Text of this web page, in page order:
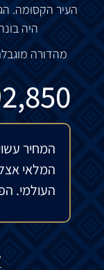
העיר הקסומה.
היה
מהדורה
2,850
המחיר
המלאי
העולמי. הפער